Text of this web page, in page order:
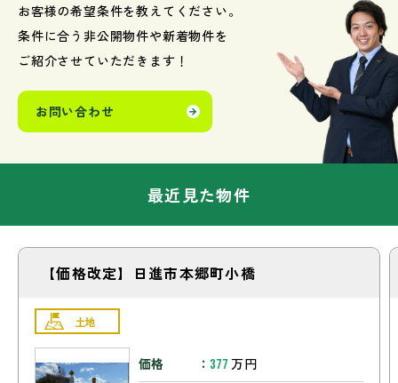
お客様の希望条件を教えてください。
条件に合う非公開物件や新着物件を
ご紹介させていただきます！
お問い合わせ
最近見た物件
【価格改定】日進市本郷町小橋
土地
価格 377 万円